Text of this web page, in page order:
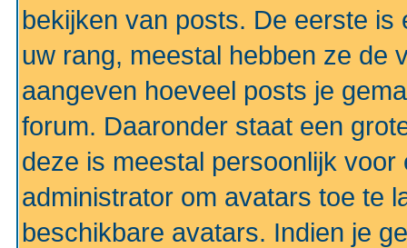
bekijken van posts. De eerste
uw rang, meestal hebben ze de
aangeven hoeveel posts je
forum. Daaronder staat een
deze is meestal persoonlijk
administrator om avatars toe te
beschikbare avatars. Indien je